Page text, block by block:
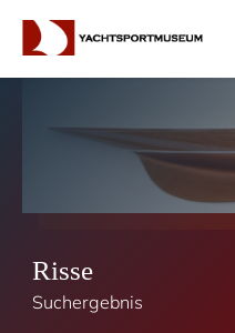
Risse
Suchergebnis